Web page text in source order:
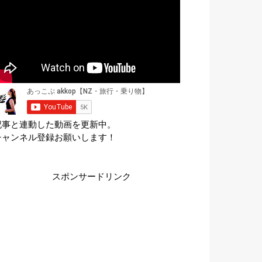
と連動した動画を更新中。
ャンネル登録お願いします！
スポンサードリンク